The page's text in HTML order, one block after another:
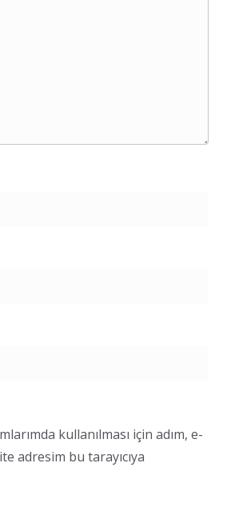
kullanılması için adım, e-
adresim bu tarayıcıya